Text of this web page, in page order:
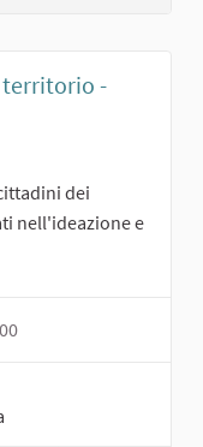
territorio -
dei
nell'ideazione e